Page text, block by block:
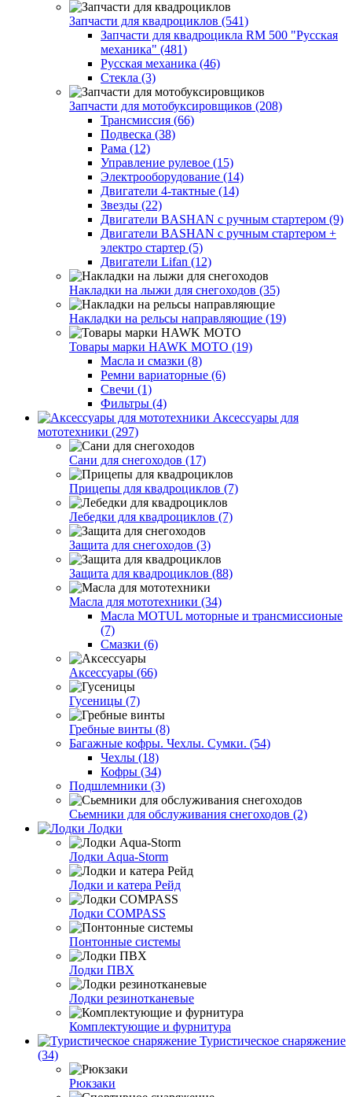
Запчасти для квадроциклов (541)
Запчасти для квадроцикла RM 500 "Русская
механика" (481)
Русская механика (46)
Стекла (3)
Запчасти для мотобуксировщиков (208)
Трансмиссия (66)
Подвеска (38)
Рама (12)
Управление рулевое (15)
Электрооборудование (14)
Двигатели 4-тактные (14)
Звезды (22)
Двигатели BASHAN с ручным стартером (9)
Двигатели BASHAN с ручным стартером +
электро стартер (5)
Двигатели Lifan (12)
Накладки на лыжи для снегоходов (35)
Накладки на рельсы направляющие (19)
Товары марки HAWK MOTO (19)
Масла и смазки (8)
Ремни вариаторные (6)
Свечи (1)
Фильтры (4)
Аксессуары для
мототехники (297)
Сани для снегоходов (17)
Прицепы для квадроциклов (7)
Лебедки для квадроциклов (7)
Защита для снегоходов (3)
Защита для квадроциклов (88)
Масла для мототехники (34)
Масла MOTUL моторные и трансмиссионые
(7)
Смазки (6)
Аксессуары (66)
Гусеницы (7)
Гребные винты (8)
Багажные кофры. Чехлы. Сумки. (54)
Чехлы (18)
Кофры (34)
Подшлемники (3)
Сьемники для обслуживания снегоходов (2)
Лодки
Лодки Aqua-Storm
Лодки и катера Рейд
Лодки COMPASS
Понтонные системы
Лодки ПВХ
Лодки резинотканевые
Комплектующие и фурнитура
Туристическое снаряжение
(34)
Рюкзаки